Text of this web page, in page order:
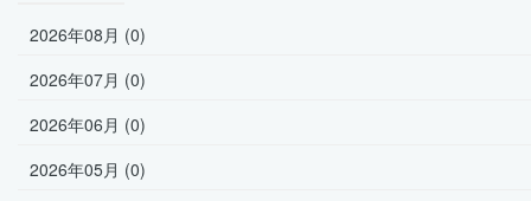
2026年08月 (0)
2026年07月 (0)
2026年06月 (0)
2026年05月 (0)